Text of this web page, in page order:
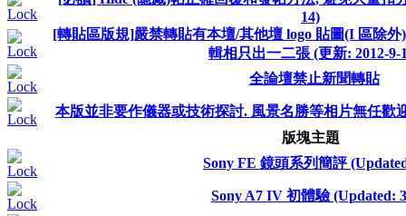
14)
[轉貼區版規]嚴禁轉貼有本壇/其他壇 logo 貼圖(I 區除外
輯相只出一二張 (更新: 2012-9-
全論壇禁止新聞轉貼
本版並非要作儀器或技術探討. 風景名勝等相片無任歡
版塊主題
Sony FE 鏡頭系列簡評
Sony A7 IV 初體驗 (Updated: